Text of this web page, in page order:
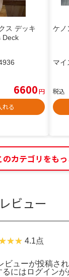
ス デッキ
Deck
6600円
れる
ケ
マイ
税込
のカテゴリをも
ビュー
4.1点
ューが投稿され
るには ログインが